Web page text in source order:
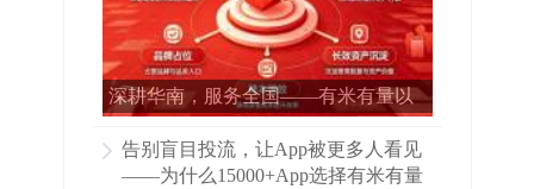
深耕华南，服务全国——有米有量以
告别盲目投流，让App被更多人看见
——为什么15000+App选择有米有量